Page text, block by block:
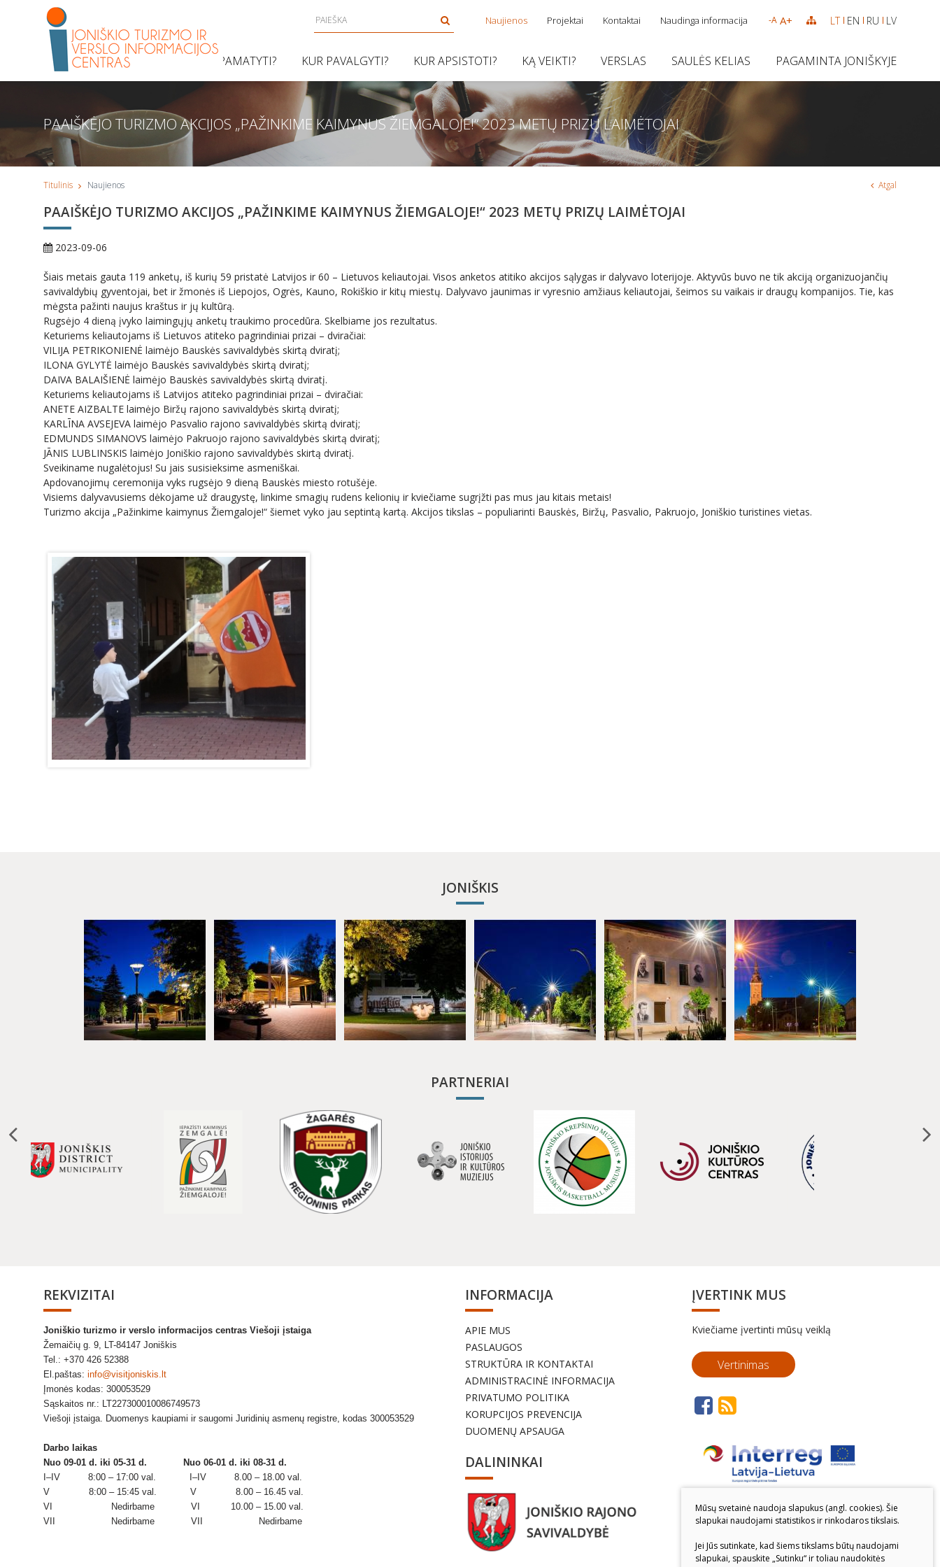
Naujienos Projektai Kontaktai Naudinga informacija -A A+ LT EN RU LV
KĄ PAMATYTI? KUR PAVALGYTI? KUR APSISTOTI? KĄ VEIKTI? VERSLAS SAULĖS KELIAS PAGAMINTA JONIŠKYJE
PAAIŠKĖJO TURIZMO AKCIJOS „PAŽINKIME KAIMYNUS ŽIEMGALOJE!“ 2023 METŲ PRIZŲ LAIMĖTOJAI
Titulinis Naujienos Atgal
PAAIŠKĖJO TURIZMO AKCIJOS „PAŽINKIME KAIMYNUS ŽIEMGALOJE!“ 2023 METŲ PRIZŲ LAIMĖTOJAI
2023-09-06
Šiais metais gauta 119 anketų, iš kurių 59 pristatė Latvijos ir 60 – Lietuvos keliautojai. Visos anketos atitiko akcijos sąlygas ir dalyvavo loterijoje. Aktyvūs buvo ne tik akciją organizuojančių
savivaldybių gyventojai, bet ir žmonės iš Liepojos, Ogrės, Kauno, Rokiškio ir kitų miestų. Dalyvavo jaunimas ir vyresnio amžiaus keliautojai, šeimos su vaikais ir draugų kompanijos. Tie, kas
mėgsta pažinti naujus kraštus ir jų kultūrą.
Rugsėjo 4 dieną įvyko laimingųjų anketų traukimo procedūra. Skelbiame jos rezultatus.
Keturiems keliautojams iš Lietuvos atiteko pagrindiniai prizai – dviračiai:
VILIJA PETRIKONIENĖ laimėjo Bauskės savivaldybės skirtą dviratį;
ILONA GYLYTĖ laimėjo Bauskės savivaldybės skirtą dviratį;
DAIVA BALAIŠIENĖ laimėjo Bauskės savivaldybės skirtą dviratį.
Keturiems keliautojams iš Latvijos atiteko pagrindiniai prizai – dviračiai:
ANETE AIZBALTE laimėjo Biržų rajono savivaldybės skirtą dviratį;
KARLĪNA AVSEJEVA laimėjo Pasvalio rajono savivaldybės skirtą dviratį;
EDMUNDS SIMANOVS laimėjo Pakruojo rajono savivaldybės skirtą dviratį;
JĀNIS LUBLINSKIS laimėjo Joniškio rajono savivaldybės skirtą dviratį.
Sveikiname nugalėtojus! Su jais susisieksime asmeniškai.
Apdovanojimų ceremonija vyks rugsėjo 9 dieną Bauskės miesto rotušėje.
Visiems dalyvavusiems dėkojame už draugystę, linkime smagių rudens kelionių ir kviečiame sugrįžti pas mus jau kitais metais!
Turizmo akcija „Pažinkime kaimynus Žiemgaloje!“ šiemet vyko jau septintą kartą. Akcijos tikslas – populiarinti Bauskės, Biržų, Pasvalio, Pakruojo, Joniškio turistines vietas.
JONIŠKIS
PARTNERIAI
REKVIZITAI
Joniškio turizmo ir verslo informacijos centras Viešoji įstaiga
Žemaičių g. 9, LT-84147 Joniškis
Tel.: +370 426 52388
El.paštas: info@visitjoniskis.lt
Įmonės kodas: 300053529
Sąskaitos nr.: LT227300010086749573
Viešoji įstaiga. Duomenys kaupiami ir saugomi Juridinių asmenų registre, kodas 300053529
Darbo laikas
Nuo 09-01 d. iki 05-31 d.
Nuo 06-01 d. iki 08-31 d.
I–IV 8:00 – 17:00 val. I–IV 8.00 – 18.00 val.
V 8:00 – 15:45 val. V 8.00 – 16.45 val.
VI Nedirbame VI 10.00 – 15.00 val.
VII Nedirbame VII Nedirbame
INFORMACIJA
APIE MUS
PASLAUGOS
STRUKTŪRA IR KONTAKTAI
ADMINISTRACINĖ INFORMACIJA
PRIVATUMO POLITIKA
KORUPCIJOS PREVENCIJA
DUOMENŲ APSAUGA
DALININKAI
ĮVERTINK MUS
Kviečiame įvertinti mūsų veiklą
Vertinimas
Mūsų svetainė naudoja slapukus (angl. cookies). Šie
slapukai naudojami statistikos ir rinkodaros tikslais.
Jei Jūs sutinkate, kad šiems tikslams būtų naudojami
slapukai, spauskite „Sutinku“ ir toliau naudokitės